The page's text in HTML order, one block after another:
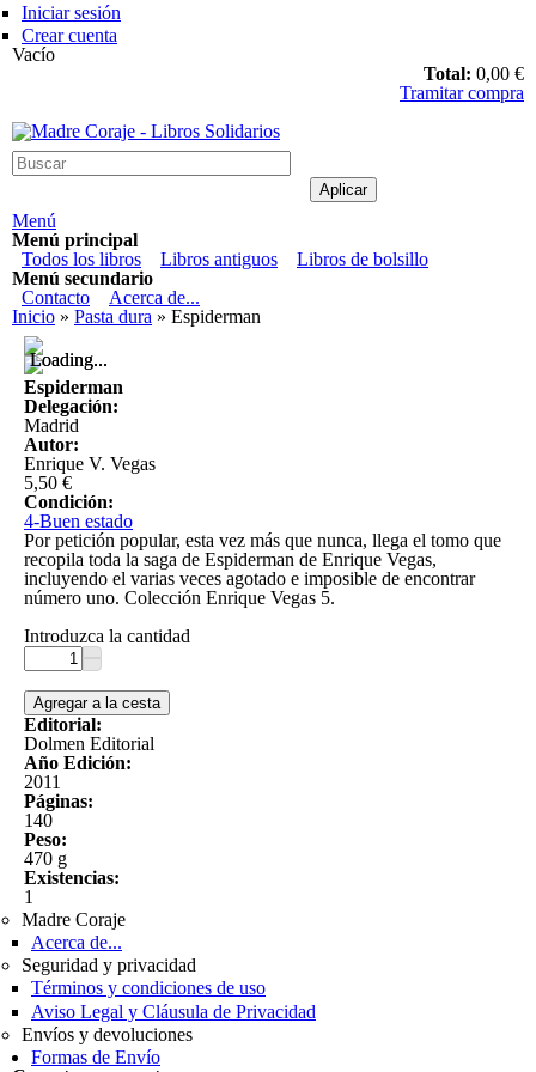
Pasar al contenido principal
Iniciar sesión
Crear cuenta
Vacío
Total: 0,00 €
Tramitar compra
Madre Coraje - Libros Solidarios
Menú
Menú principal
Todos los libros
Libros antiguos
Libros de bolsillo
Menú secundario
Contacto
Acerca de...
Usted está aquí
Inicio » Pasta dura » Espiderman
Loading...
Loading...
Espiderman
Delegación:
Madrid
Autor:
Enrique V. Vegas
5,50 €
Condición:
4-Buen estado
Por petición popular, esta vez más que nunca, llega el tomo que
recopila toda la saga de Espiderman de Enrique Vegas,
incluyendo el varias veces agotado e imposible de encontrar
número uno. Colección Enrique Vegas 5.
Introduzca la cantidad
Editorial:
Dolmen Editorial
Año Edición:
2011
Páginas:
140
Peso:
470 g
Existencias:
1
Madre Coraje
Acerca de...
Seguridad y privacidad
Términos y condiciones de uso
Aviso Legal y Cláusula de Privacidad
Envíos y devoluciones
Formas de Envío